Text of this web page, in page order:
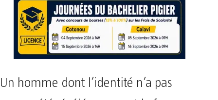
Un homme dont l’identité n’a pas